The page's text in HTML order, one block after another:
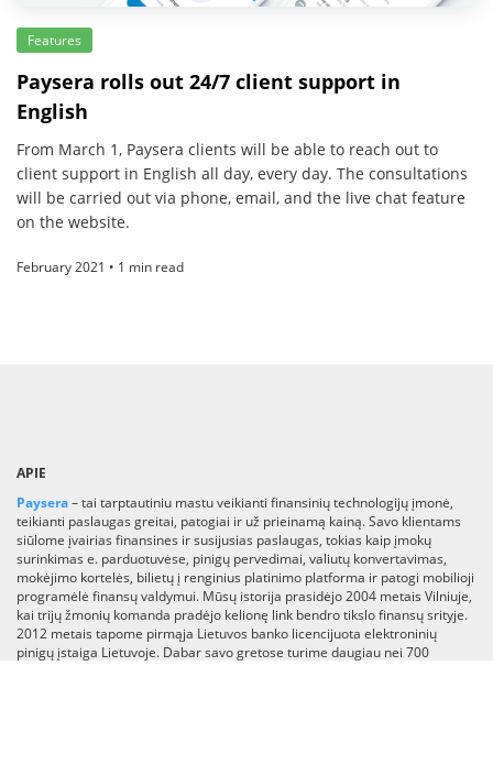
Features
Paysera rolls out 24/7 client support in
English
From March 1, Paysera clients will be able to reach out to
client support in English all day, every day. The consultations
will be carried out via phone, email, and the live chat feature
on the website.
February 2021 • 1 min read
APIE
Paysera– tai tarptautiniu mastu veikianti finansinių technologijų įmonė,
teikianti paslaugas greitai, patogiai ir už prieinamą kainą. Savo klientams
siūlome įvairias finansines ir susijusias paslaugas, tokias kaip įmokų
surinkimas e. parduotuvėse, pinigų pervedimai, valiutų konvertavimas,
mokėjimo kortelės, bilietų į renginius platinimo platforma ir patogi mobilioji
programėlė finansų valdymui. Mūsų istorija prasidėjo 2004 metais Vilniuje,
kai trijų žmonių komanda pradėjo kelionę link bendro tikslo finansų srityje.
2012 metais tapome pirmąja Lietuvos banko licencijuota elektroninių
pinigų įstaiga Lietuvoje. Dabar savo gretose turime daugiau nei 700